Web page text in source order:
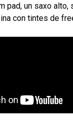
pad, un saxo
con tintes de